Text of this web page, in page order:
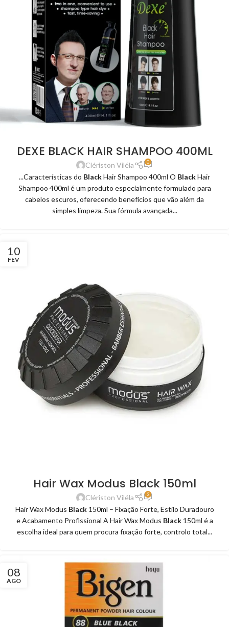
DEXE BLACK HAIR SHAMPOO 400ML
Clériston Viléla 0
...Características do BlackHair Shampoo 400ml O BlackHair
Shampoo 400ml é um produto especialmente formulado para
cabelos escuros, oferecendo benefícios que vão além da
simples limpeza. Sua fórmula avançada...
10
FEV
Hair Wax Modus Black 150ml
Clériston Viléla 3
Hair Wax Modus Black150ml – Fixação Forte, Estilo Duradouro
e Acabamento Profissional A Hair Wax Modus Black150ml é a
escolha ideal para quem procura fixação forte, controlo total...
08
AGO